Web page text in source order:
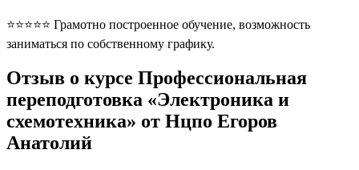
⭐⭐⭐⭐⭐ Грамотно построенное обучение, возможность
заниматься по собственному графику.
Отзыв о курсе Профессиональная
переподготовка «Электроника и
схемотехника» от Нцпо Егоров
Анатолий